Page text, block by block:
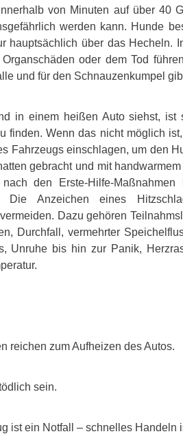
von Minuten auf über 40
werden kann. Hunde
hauptsächlich über das Hecheln.
oder dem Tod
und für den Schnauzenkumpel
in einem heißen Auto siehst, ist
finden. Wenn das nicht möglich
Fahrzeugs einschlagen, um den
gebracht und mit
den Erste-Hilfe-
Die Anzeichen eines
Dazu gehören
Durchfall, vermehrter
Unruhe bis hin zur Panik,
reichen zum Aufheizen des Autos.
sein.
ist ein Notfall – schnelles Handeln